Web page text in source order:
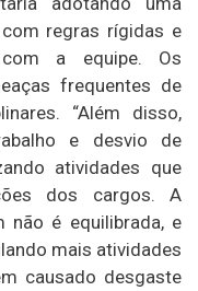
regras rígidas e
a equipe. Os
frequentes de
“Além disso,
e desvio de
atividades que
dos cargos. A
não é equilibrada, e
mais atividades
causado desgaste